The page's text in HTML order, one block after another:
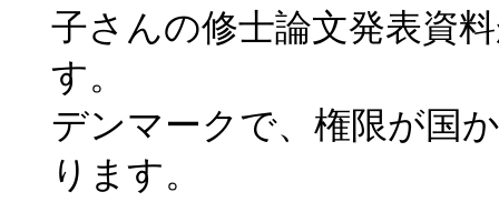
子さんの修士論文発表資
す。
デンマークで、権限が国
ります。